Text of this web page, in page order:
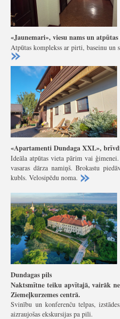
«Jaunemari», viesu nams un
Atpūtas komplekss ar pirti, baseinu un
«Apartamenti Dundaga XXL»,
Ideāla atpūtas vieta pārim vai
vasaras dārza namiņš. Brokastu
kubls. Velosipēdu noma.
Dundagas pils
Naktsmītne teiku apvītajā, vairāk
Ziemeļkurzemes centrā.
Svinību un konferenču telpas,
aizraujošas ekskursijas pa pili.